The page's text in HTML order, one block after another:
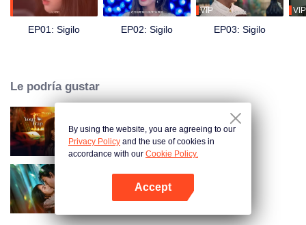
EP01: Sigilo EP02: Sigilo
VIP
EP03: Sigilo
VIP
Le podría gustar
Your Trap
Amando la Mentira
By using the website, you are agreeing to our
Privacy Policy and the use of cookies in
accordance with our Cookie Policy.
Accept